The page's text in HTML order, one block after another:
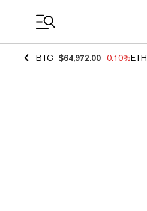
BTC $64,972.00 -0.10%ETH